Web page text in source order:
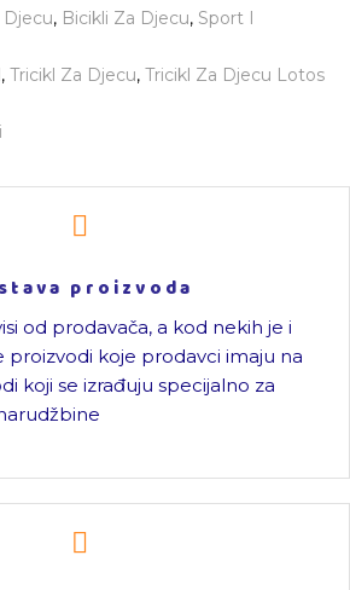
Djecu, Bicikli Za Djecu, Sport I
, Tricikl Za Djecu, Tricikl Za Djecu Lotos
proizvoda
od prodavača, a kod nekih je i
proizvodi koje prodavci imaju na
koji se izrađuju specijalno za